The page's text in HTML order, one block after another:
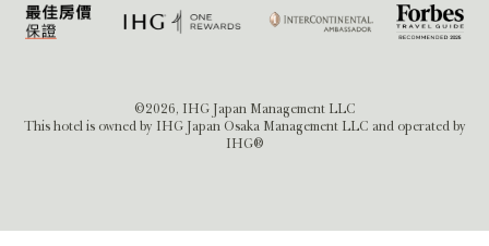
©2026, IHG Japan Management LLC
This hotel is owned by IHG Japan Osaka Management LLC and operated by
IHG®